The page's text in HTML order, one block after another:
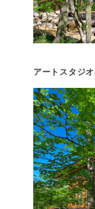
アートスタジ